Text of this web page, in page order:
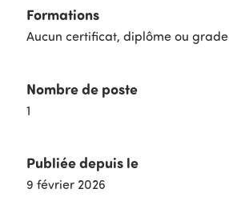
Formations
Aucun certificat, diplôme ou grade
Nombre de poste
1
Publiée depuis le
9 février 2026